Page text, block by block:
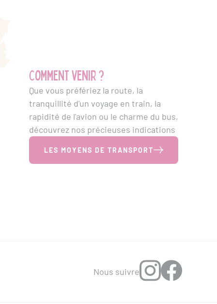
Comment venir ?
Que vous préfériez la route, la
tranquillité d'un voyage en train, la
rapidité de l'avion ou le charme du bus,
découvrez nos précieuses indications
LES MOYENS DE TRANSPORT
Nous suivre